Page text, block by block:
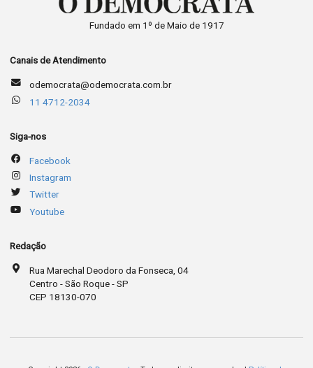
Fundado em 1º de Maio de 1917
Canais de Atendimento
odemocrata@odemocrata.com.br
11 4712-2034
Siga-nos
Facebook
Instagram
Twitter
Youtube
Redação
Rua Marechal Deodoro da Fonseca, 04
Centro - São Roque - SP
CEP 18130-070